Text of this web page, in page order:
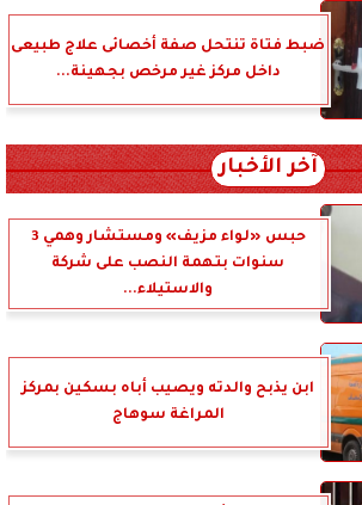
ضبط فتاة تنتحل صفة أخصائى علاج طبيعى
داخل مركز غير مرخص بجهينة...
آخر الأخبار
حبس «لواء مزيف» ومستشار وهمي 3
سنوات بتهمة النصب على شركة
والاستيلاء...
ابن يذبح والدته ويصيب أباه بسكين بمركز
المراغة سوهاج